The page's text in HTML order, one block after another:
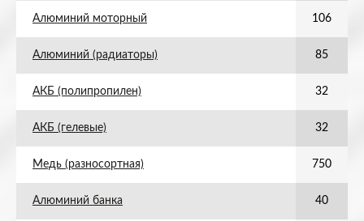
Алюминий моторный 106
Алюминий (радиаторы) 85
АКБ (полипропилен) 32
АКБ (гелевые) 32
Медь (разносортная) 750
Алюминий банка 40